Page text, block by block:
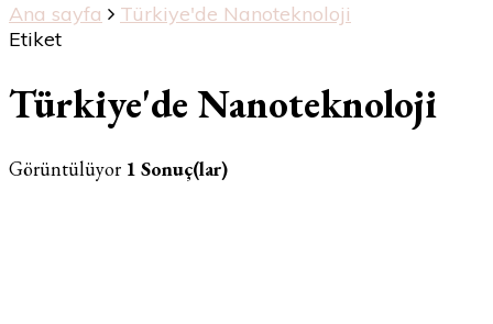
Ana sayfa
Türkiye'de Nanoteknoloji
Etiket
Türkiye'de Nanoteknoloji
Görüntülüyor 1 Sonuç(lar)